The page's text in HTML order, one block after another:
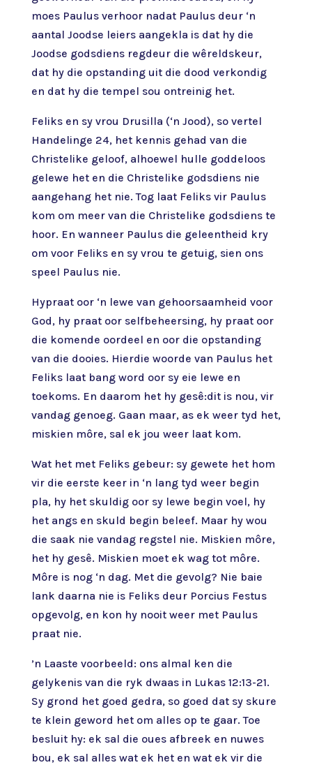
moes Paulus verhoor nadat Paulus deur ‘n
aantal Joodse leiers aangekla is dat hy die
Joodse godsdiens regdeur die wêreldskeur,
dat hy die opstanding uit die dood verkondig
en dat hy die tempel sou ontreinig het.
Feliks en sy vrou Drusilla (‘n Jood), so vertel
Handelinge 24, het kennis gehad van die
Christelike geloof, alhoewel hulle goddeloos
gelewe het en die Christelike godsdiens nie
aangehang het nie. Tog laat Feliks vir Paulus
kom om meer van die Christelike godsdiens te
hoor. En wanneer Paulus die geleentheid kry
om voor Feliks en sy vrou te getuig, sien ons
speel Paulus nie.
Hypraat oor ‘n lewe van gehoorsaamheid voor
God, hy praat oor selfbeheersing, hy praat oor
die komende oordeel en oor die opstanding
van die dooies. Hierdie woorde van Paulus het
Feliks laat bang word oor sy eie lewe en
toekoms. En daarom het hy gesê:dit is nou, vir
vandag genoeg. Gaan maar, as ek weer tyd het,
miskien môre, sal ek jou weer laat kom.
Wat het met Feliks gebeur: sy gewete het hom
vir die eerste keer in ‘n lang tyd weer begin
pla, hy het skuldig oor sy lewe begin voel, hy
het angs en skuld begin beleef. Maar hy wou
die saak nie vandag regstel nie. Miskien môre,
het hy gesê. Miskien moet ek wag tot môre.
Môre is nog ‘n dag. Met die gevolg? Nie baie
lank daarna nie is Feliks deur Porcius Festus
opgevolg, en kon hy nooit weer met Paulus
praat nie.
’n Laaste voorbeeld: ons almal ken die
gelykenis van die ryk dwaas in Lukas 12:13-21.
Sy grond het goed gedra, so goed dat sy skure
te klein geword het om alles op te gaar. Toe
besluit hy: ek sal die oues afbreek en nuwes
bou, ek sal alles wat ek het en wat ek vir die